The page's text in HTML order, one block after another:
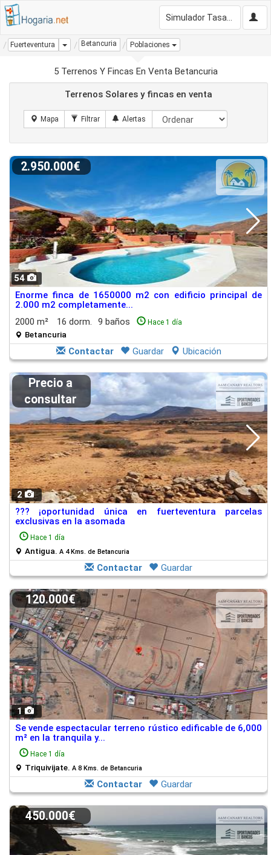
Fuerteventura DropdownBetancuria Poblaciones
5 Terrenos Y Fincas En Venta Betancuria
Terrenos Solares y fincas en venta
54
2.950.000€
Enorme finca de 1650000 m2 con edificio principal de
2.000 m2 completamente...
2000 m²
16 dorm. 9 baños Hace 1 día
Betancuria
Contactar Guardar Ubicación
2
Precio a
consultar
??? ¡oportunidad única en fuerteventura parcelas
exclusivas en la asomada
Hace 1 día
Antigua. A 4 Kms. de Betancuria
Contactar Guardar
1
120.000€
Se vende espectacular terreno rústico edificable de 6,000
m² en la tranquila y...
Hace 1 día
Triquivijate. A 8 Kms. de Betancuria
Contactar Guardar
450.000€